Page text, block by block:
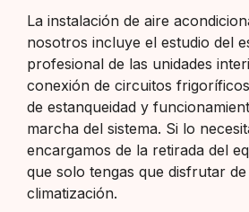
La instalación de aire
nosotros incluye el estudio del
profesional de las unidades
conexión de circuitos
de estanqueidad y
marcha del sistema. Si lo
encargamos de la retirada del
que solo tengas que disfrutar
climatización.